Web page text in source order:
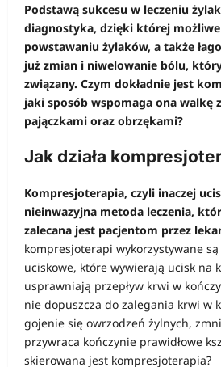
Podstawą sukcesu w leczeniu
diagnostyka, dzięki której
powstawaniu żylaków, a także
już zmian i niwelowanie bólu,
związany. Czym dokładnie jest
jaki sposób wspomaga ona walkę
pajączkami oraz obrzękami?
Jak działa
Kompresjoterapia, czyli inaczej
nieinwazyjna metoda leczenia,
zalecana jest pacjentom przez
kompresjoterapi wykorzystywane
uciskowe, które wywierają ucisk na
usprawniają przepływ krwi w
nie dopuszcza do zalegania krwi w
gojenie się owrzodzeń żylnych,
przywraca kończynie prawidłowe
skierowana jest kompresjoterapia?